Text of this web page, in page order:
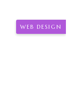
WEB DESIGN